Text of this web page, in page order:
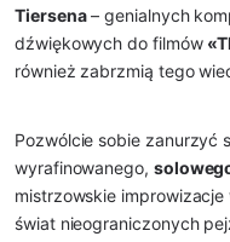
Tiersena– genialnych
dźwiękowych do filmów
również zabrzmią tego
Pozwólcie sobie zanurzyć
wyrafinowanego,
mistrzowskie
świat nieograniczonych